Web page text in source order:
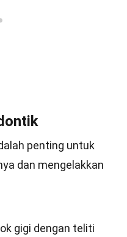
penting untuk
dan mengelakkan
gigi dengan teliti